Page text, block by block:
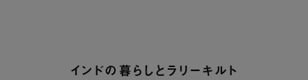
インドの暮らしとラリーキルト